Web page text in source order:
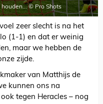
© Pro Shots
zeer slecht is na het
(1-1) en dat er weinig
maar we hebben de
zijde.
van Matthijs de
kunnen ons na
tegen Heracles – nog